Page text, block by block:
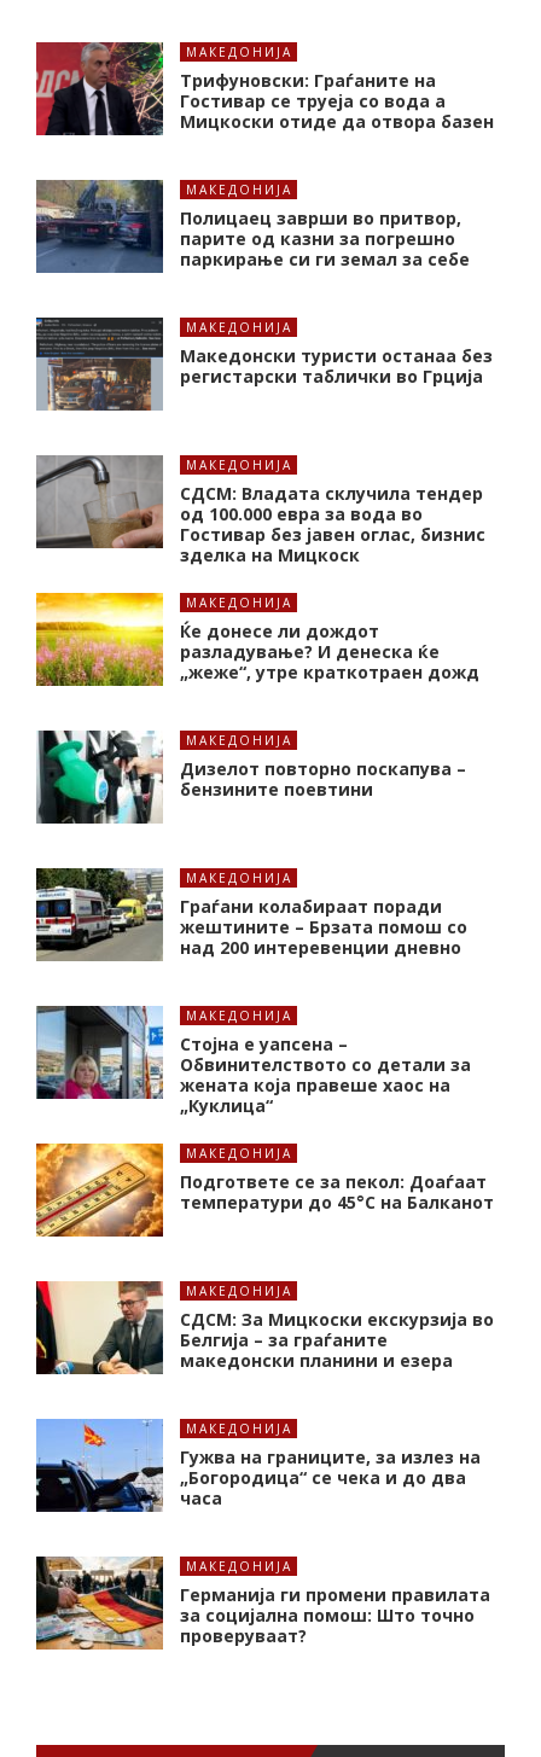
МАКЕДОНИЈА
Трифуновски: Граѓаните на
Гостивар се труеја со вода а
Мицкоски отиде да отвора базен
МАКЕДОНИЈА
Полицаец заврши во притвор,
парите од казни за погрешно
паркирање си ги земал за себе
МАКЕДОНИЈА
Македонски туристи останаа без
регистарски таблички во Грција
МАКЕДОНИЈА
СДСМ: Владата склучила тендер
од 100.000 евра за вода во
Гостивар без јавен оглас, бизнис
зделка на Мицкоск
МАКЕДОНИЈА
Ќе донесе ли дождот
разладување? И денеска ќе
„жеже“, утре краткотраен дожд
МАКЕДОНИЈА
Дизелот повторно поскапува –
бензините поевтини
МАКЕДОНИЈА
Граѓани колабираат поради
жештините – Брзата помош со
над 200 интеревенции дневно
МАКЕДОНИЈА
Стојна е уапсена –
Обвинителството со детали за
жената која правеше хаос на
„Куклица“
МАКЕДОНИЈА
Подгответе се за пекол: Доаѓаат
температури до 45°C на Балканот
МАКЕДОНИЈА
СДСМ: За Мицкоски екскурзија во
Белгија – за граѓаните
македонски планини и езера
МАКЕДОНИЈА
Гужва на границите, за излез на
„Богородица“ се чека и до два
часа
МАКЕДОНИЈА
Германија ги промени правилата
за социјална помош: Што точно
проверуваат?